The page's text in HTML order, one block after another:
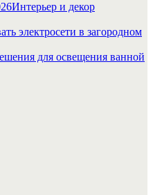
Интерьер и декор
электросети в загородном
для освещения ванной